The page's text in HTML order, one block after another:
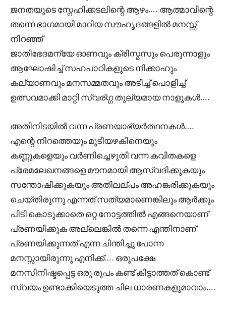
ജനതയുടെ സ്നേഹിക്കടലിന്റെ ആഴം…. ആത്മാവിന്റെ
തന്നെ ഭാഗമായി മാറിയ സൗഹൃദങ്ങളിൽ മനസ്സ്
നിറഞ്ഞ്
ജാതിഭേദമന്യേ ഓണവും ക്രിസ്മസും പെരുന്നാളും
ആഘോഷിച്ച് സഹപാഠികളുടെ നിക്കാഹും
കല്യാണവും മനസമ്മതവും അടിച്ച് പൊളിച്ച്
ഉത്സവമാക്കി മാറ്റി സ്വര്ഗ്ഗ തുല്യമായ നാളുകൾ….
അതിനിടയിൽ വന്ന പ്രണയാഭ്യർത്ഥനകൾ….
എന്റെ നിറത്തെയും മുടിയഴകിനെയും
കണ്ണുകളെയും വർണിച്ചെഴുതി വന്ന കവിതകളെ
പ്രേമലേഖനങ്ങളെ മൗനമായി ആസ്വദിക്കുകയും
സന്തോഷിക്കുകയും അതിലല്പം അഹങ്കരിക്കുകയും
ചെയ്തിരുന്നു എന്നത് സത്യമാണെങ്കിലും ആർക്കും
പിടി കൊടുക്കാതെ ഒറ്റ നോട്ടത്തിൽ എങ്ങനെയാണ്
പ്രണയിക്കുക അല്ലെങ്കിൽ തന്നെ എന്തിനാണ്
പ്രണയിക്കുന്നത് എന്ന ചിന്തിച്ചു പോന്ന
മനസ്സായിരുന്നു എനിക്ക്…. ഒരുപക്ഷേ
മനസിനിഷ്ടപ്പെട്ട ഒരു രൂപം കണ്ട്‌ കിട്ടാത്തത് കൊണ്ട്
സ്വയം ഉണ്ടാക്കിയെടുത്ത ചില ധാരണകളുമാവാം….